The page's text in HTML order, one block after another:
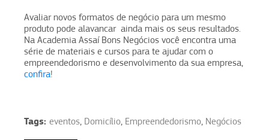
Avaliar novos formatos de negócio para um mesmo
produto pode alavancar ainda mais os seus resultados.
Na Academia Assaí Bons Negócios você encontra uma
série de materiais e cursos para te ajudar com o
empreendedorismo e desenvolvimento da sua empresa,
confira!
Tags: eventos, Domicílio, Empreendedorismo, Negócios